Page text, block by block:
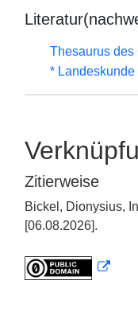
Thesaurus des
* Landeskunde
Zitierweise
Bickel, Dionysius,
[06.08.2026].